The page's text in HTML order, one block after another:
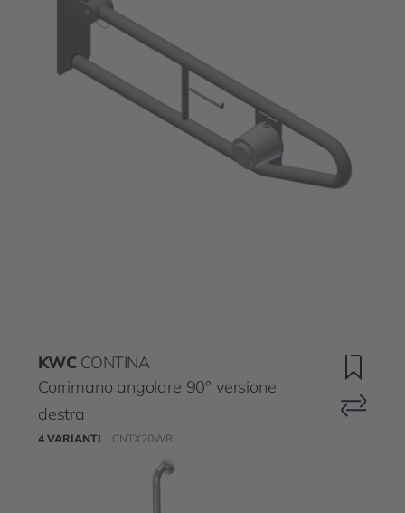
KWC CONTINA
Corrimano angolare 90° versione
destra
4 VARIANTI CNTX20WR